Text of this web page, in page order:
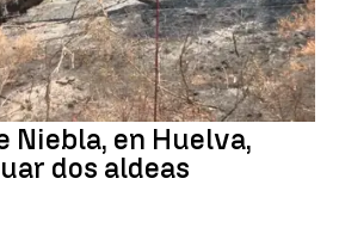
Niebla, en Huelva,
dos aldeas